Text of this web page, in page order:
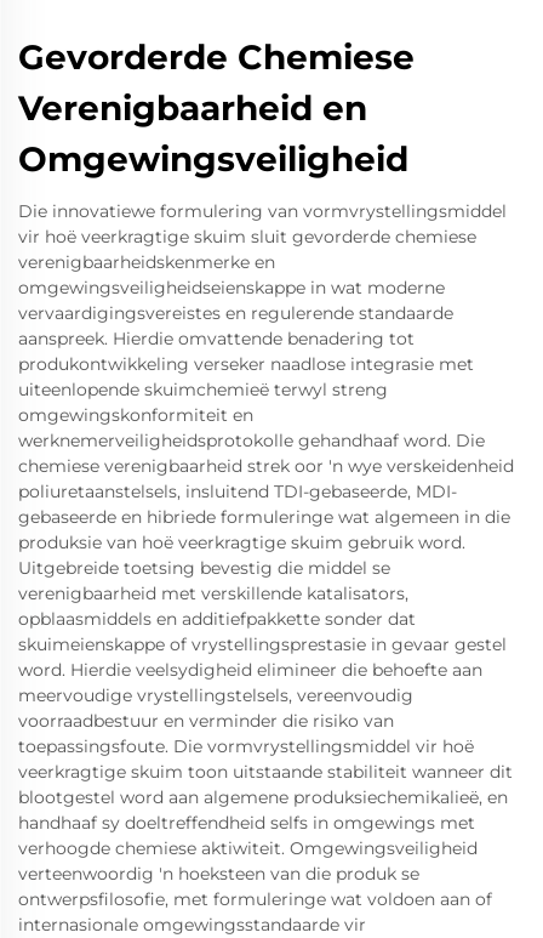
Gevorderde Chemiese
Verenigbaarheid en
Omgewingsveiligheid
Die innovatiewe formulering van vormvrystellingsmiddel
vir hoë veerkragtige skuim sluit gevorderde chemiese
verenigbaarheidskenmerke en
omgewingsveiligheidseienskappe in wat moderne
vervaardigingsvereistes en regulerende standaarde
aanspreek. Hierdie omvattende benadering tot
produkontwikkeling verseker naadlose integrasie met
uiteenlopende skuimchemieë terwyl streng
omgewingskonformiteit en
werknemerveiligheidsprotokolle gehandhaaf word. Die
chemiese verenigbaarheid strek oor 'n wye verskeidenheid
poliuretaanstelsels, insluitend TDI-gebaseerde, MDI-
gebaseerde en hibriede formuleringe wat algemeen in die
produksie van hoë veerkragtige skuim gebruik word.
Uitgebreide toetsing bevestig die middel se
verenigbaarheid met verskillende katalisators,
opblaasmiddels en additiefpakkette sonder dat
skuimeienskappe of vrystellingsprestasie in gevaar gestel
word. Hierdie veelsydigheid elimineer die behoefte aan
meervoudige vrystellingstelsels, vereenvoudig
voorraadbestuur en verminder die risiko van
toepassingsfoute. Die vormvrystellingsmiddel vir hoë
veerkragtige skuim toon uitstaande stabiliteit wanneer dit
blootgestel word aan algemene produksiechemikalieë, en
handhaaf sy doeltreffendheid selfs in omgewings met
verhoogde chemiese aktiwiteit. Omgewingsveiligheid
verteenwoordig 'n hoeksteen van die produk se
ontwerpsfilosofie, met formuleringe wat voldoen aan of
internasionale omgewingsstandaarde vir